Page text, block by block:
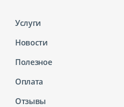
Услуги
Новости
Полезное
Оплата
Отзывы